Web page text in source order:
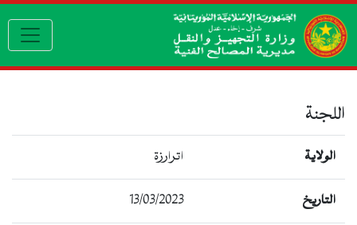
اللجنة
الولاية اترارزة
التاريخ 13/03/2023